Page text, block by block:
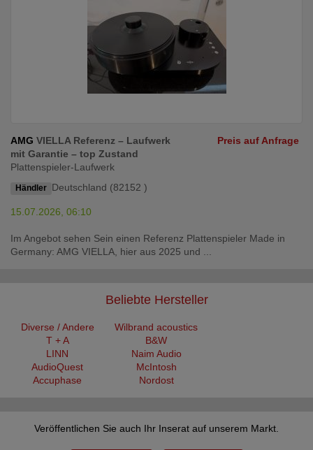
AMG VIELLA Referenz – Laufwerk
mit Garantie – top Zustand
Plattenspieler-Laufwerk
Händler Deutschland (82152 )
Preis auf Anfrage
15.07.2026, 06:10
Im Angebot sehen Sein einen Referenz Plattenspieler Made in
Germany: AMG VIELLA, hier aus 2025 und ...
Beliebte Hersteller
Diverse / Andere
Wilbrand acoustics
T + A
B&W
LINN
Naim Audio
AudioQuest
McIntosh
Accuphase
Nordost
Veröffentlichen Sie auch Ihr Inserat auf unserem Markt.